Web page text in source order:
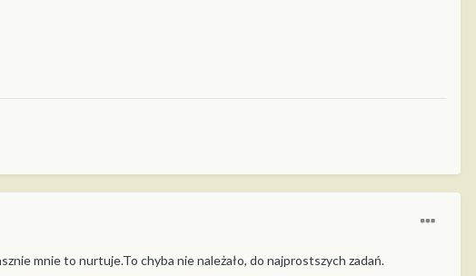
mnie to nurtuje.To chyba nie należało, do najprostszych zadań.